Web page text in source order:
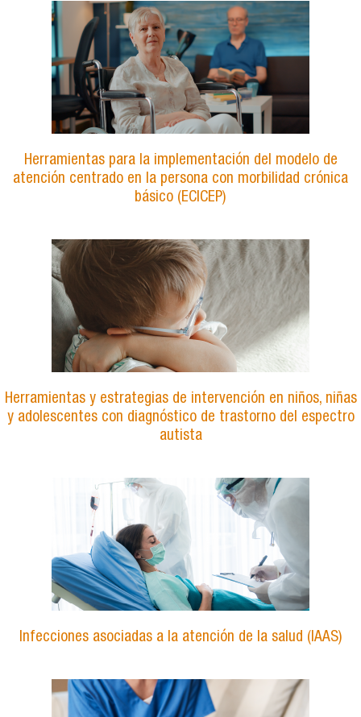
Herramientas para la implementación del modelo de
atención centrado en la persona con morbilidad crónica
básico (ECICEP)
Herramientas y estrategias de intervención en niños, niñas
y adolescentes con diagnóstico de trastorno del espectro
autista
Infecciones asociadas a la atención de la salud (IAAS)